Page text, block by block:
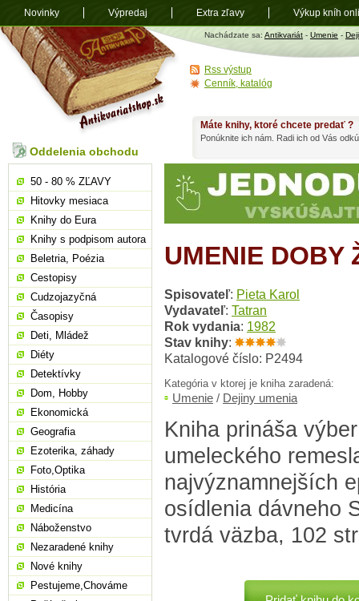
Antikvariát
shop.sk
Nachádzate sa: Antikvariát - Umenie -
UMENIE DOBY
Spisovateľ: Pieta Karol
Vydavateľ: Tatran
Rok vydania: 1982
Stav knihy:
Katalogové číslo: P2494
Kategória v ktorej je kniha zaradená:
Umenie / Dejiny umenia
Kniha prináša
umeleckého
najvýznamnejších
osídlenia dávneho
tvrdá väzba, 102
Máte knihy, ktoré chcete predať ?
Ponúknite ich nám. Radi ich od Vás
Oddelenia obchodu
50 - 80 % ZĽAVY
Hitovky mesiaca
Knihy do Eura
Knihy s podpisom autora
Beletria, Poézia
Cestopisy
Cudzojazyčná
Časopisy
Deti, Mládež
Diéty
Detektívky
Dom, Hobby
Ekonomická
Geografia
Ezoterika, záhady
Foto,Optika
História
Medicína
Náboženstvo
Nezaradené knihy
Nové knihy
Pestujeme,Chováme
Rss výstup
Cenník, katalóg
Novinky Výpredaj Extra zľavy Výkup kníh